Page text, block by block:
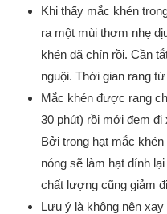
Khi thấy mắc khén
ra một mùi thơm nhẹ
khén đã chín rồi. Cần
nguội. Thời gian rang
Mắc khén được rang
30 phút) rồi mới đem đi
Bởi trong hạt mắc
nóng sẽ làm hạt dính
chất lượng cũng giảm
Lưu ý là không nên